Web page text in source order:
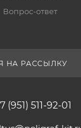
Вопрос-ответ
НА РАССЫЛКУ
(951) 511-92-01